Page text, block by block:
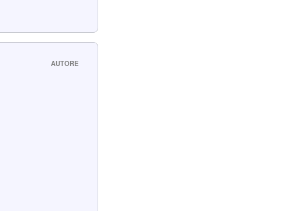
AUTORE